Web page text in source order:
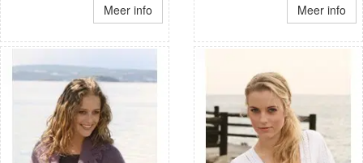
Meer info Meer info